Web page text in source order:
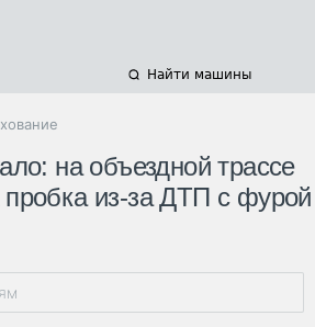
Найти машины
на объездной трассе
пробка из-за ДТП с фурой